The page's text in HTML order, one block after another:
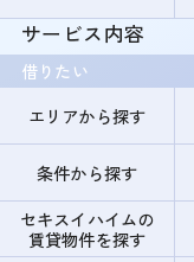
サービス内容
借りたい
エリアから探す
条件から探す
セキスイハイムの
賃貸物件を探す